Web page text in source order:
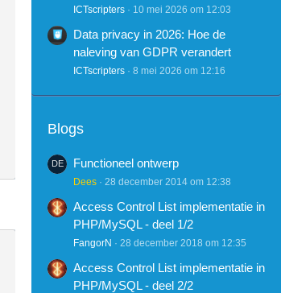
ICTscripters 10 mei 2026 om 12:03
Data privacy in 2026: Hoe de
naleving van GDPR verandert
ICTscripters 8 mei 2026 om 12:16
Blogs
Functioneel ontwerp
Dees 28 december 2014 om 12:38
Access Control List implementatie in
PHP/MySQL - deel 1/2
FangorN 28 december 2018 om 12:35
Access Control List implementatie in
PHP/MySQL - deel 2/2